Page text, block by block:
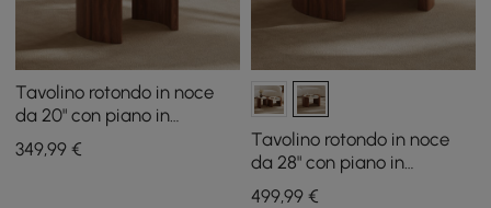
Tavolino rotondo in noce
da 20" con piano in
travertino
349,99 €
Tavolino rotondo in noce
da 28" con piano in
travertino
499,99€